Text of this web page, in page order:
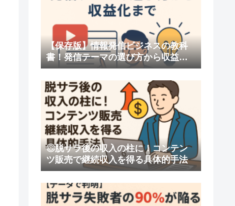
【保存版】情報発信ビジネスの教科
書！発信テーマの選び方から収益化
まで
◎脱サラ後の収入の柱に！コンテン
ツ販売で継続収入を得る具体的手法